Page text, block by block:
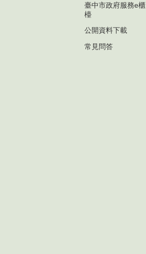
臺中市政府服務e櫃
檯
公開資料下載
常見問答